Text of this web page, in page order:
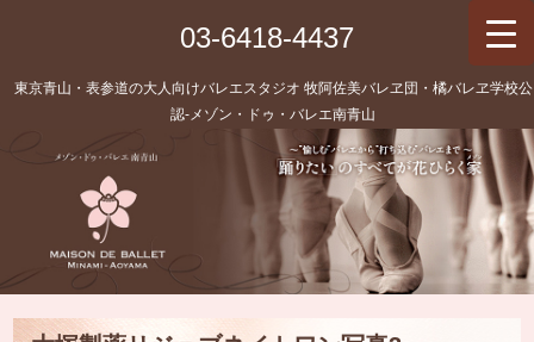
03-6418-4437
東京青山・表参道の大人向けバレエスタジオ 牧阿佐美バレヱ団・橘バレヱ学校公
認‐メゾン・ドゥ・バレエ南青山